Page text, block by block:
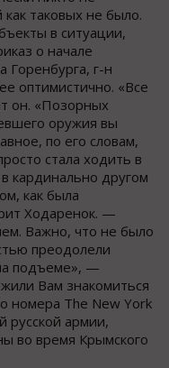
таковых не было.
в ситуации,
о начале
Горенбурга, г-н
оптимистично. «Все
он. «Позорных
оружия вы
по его словам,
стала ходить в
кардинально другом
как была
Ходаренок. —
Важно, что не было
преодолели
подъеме», —
Вам знакомиться
номера The New York
русской армии,
во время Крымского